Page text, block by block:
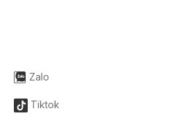
Zalo
Tiktok